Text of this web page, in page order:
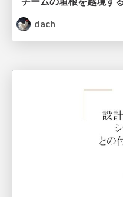
dach